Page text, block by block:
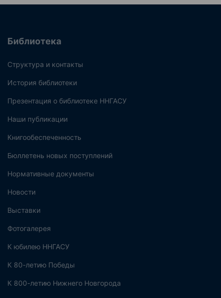
Библиотека
Структура и контакты
История библиотеки
Презентация о библиотеке ННГАСУ
Наши публикации
Книгообеспеченность
Бюллетень новых поступлений
Нормативные документы
Новости
Выставки
Фотогалерея
К юбилею ННГАСУ
К 80-летию Победы
К 800-летию Нижнего Новгорода